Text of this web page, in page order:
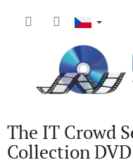
The IT Crowd
Collection DVD